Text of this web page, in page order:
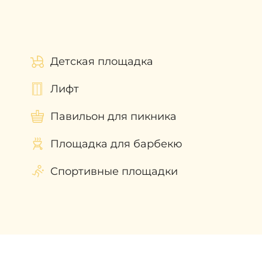
недвижимости в
Детская площадка
Лифт
Павильон для пикника
Площадка для барбекю
Спортивные площадки